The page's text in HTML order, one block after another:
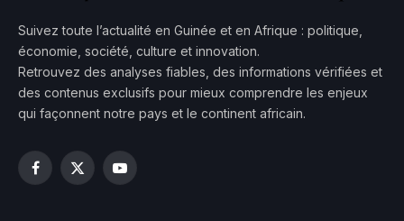
Suivez toute l’actualité en Guinée et en Afrique : politique,
économie, société, culture et innovation.
Retrouvez des analyses fiables, des informations vérifiées et
des contenus exclusifs pour mieux comprendre les enjeux
qui façonnent notre pays et le continent africain.
Facebook
X
YouTube